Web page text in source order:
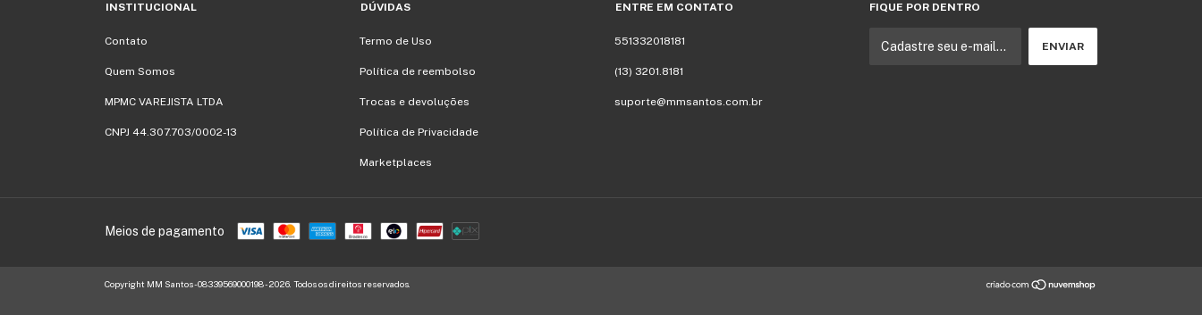
INSTITUCIONAL
Contato
Quem Somos
MPMC VAREJISTA LTDA
CNPJ 44.307.703/0002-13
DÚVIDAS
Termo de Uso
Política de reembolso
Trocas e devoluções
Política de Privacidade
Marketplaces
ENTRE EM CONTATO
551332018181
(13) 3201.8181
suporte@mmsantos.com.br
FIQUE POR DENTRO
Meios de pagamento
Copyright MM Santos - 08339569000198 - 2026. Todos os direitos reservados.